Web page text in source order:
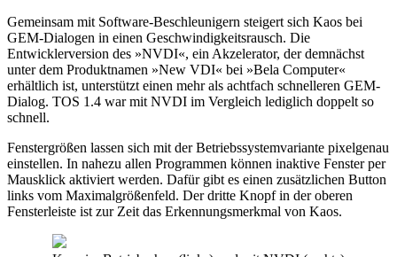
Gemeinsam mit Software-Beschleunigern steigert sich Kaos bei
GEM-Dialogen in einen Geschwindigkeitsrausch. Die
Entwicklerversion des »NVDI«, ein Akzelerator, der demnächst
unter dem Produktnamen »New VDI« bei »Bela Computer«
erhältlich ist, unterstützt einen mehr als achtfach schnelleren GEM-
Dialog. TOS 1.4 war mit NVDI im Vergleich lediglich doppelt so
schnell.
Fenstergrößen lassen sich mit der Betriebssystemvariante pixelgenau
einstellen. In nahezu allen Programmen können inaktive Fenster per
Mausklick aktiviert werden. Dafür gibt es einen zusätzlichen Button
links vom Maximalgrößenfeld. Der dritte Knopf in der oberen
Fensterleiste ist zur Zeit das Erkennungsmerkmal von Kaos.